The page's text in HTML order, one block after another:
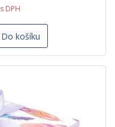
s DPH
Do košíku